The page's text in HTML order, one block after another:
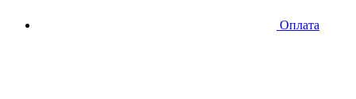
Оплата